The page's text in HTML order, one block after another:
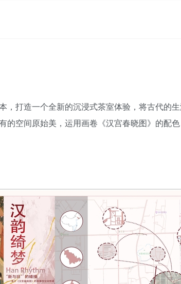
，打造一个全新的沉浸式茶室体验，将古代的
的空间原始美，运用画卷《汉宫春晓图》的配